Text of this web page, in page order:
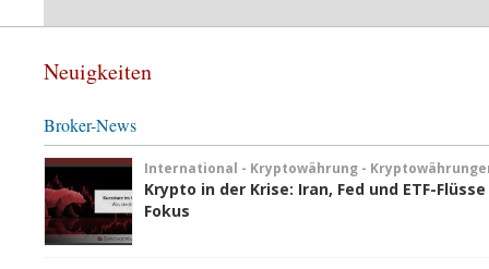
Neuigkeiten
Broker-News
International - Kryptowährung -
Krypto in der Krise: Iran, Fed und ETF-
Fokus